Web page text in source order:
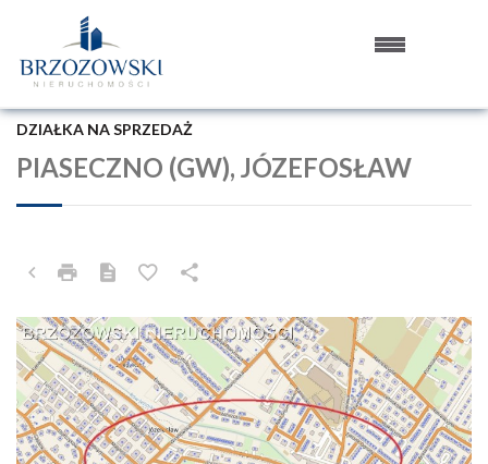
PIASECZNO (GW), JÓZEFOSŁAW
DZIAŁKA NA SPRZEDAŻ